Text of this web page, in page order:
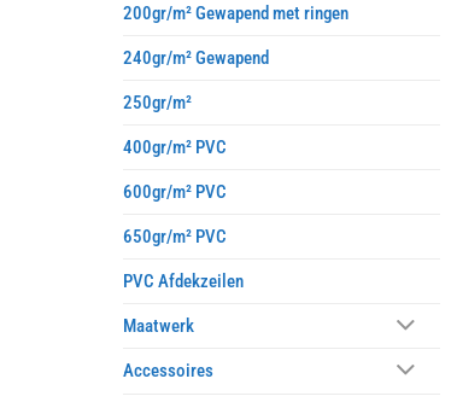
200gr/m² Gewapend met ringen
240gr/m² Gewapend
250gr/m²
400gr/m² PVC
600gr/m² PVC
650gr/m² PVC
PVC Afdekzeilen
Maatwerk
Accessoires